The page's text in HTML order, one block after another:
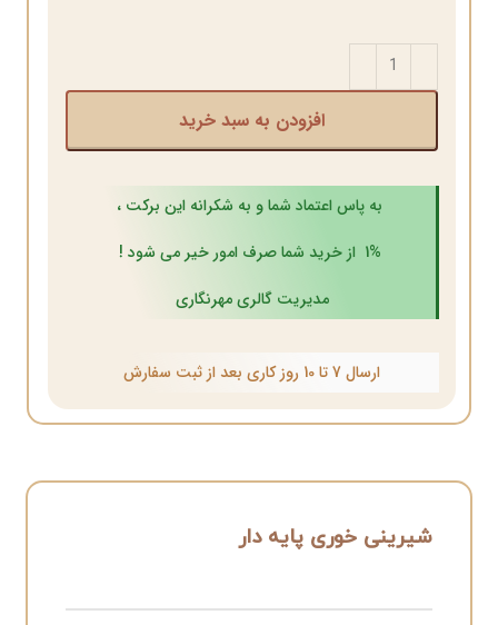
افزودن به سبد خرید
به پاس اعتماد شما و به شکرانه این برکت ،
1% از خرید شما صرف امور خیر می شود !
مدیریت گالری مهرنگاری
ارسال 7 تا 10 روز کاری بعد از ثبت سفارش
شیرینی خوری پایه دار